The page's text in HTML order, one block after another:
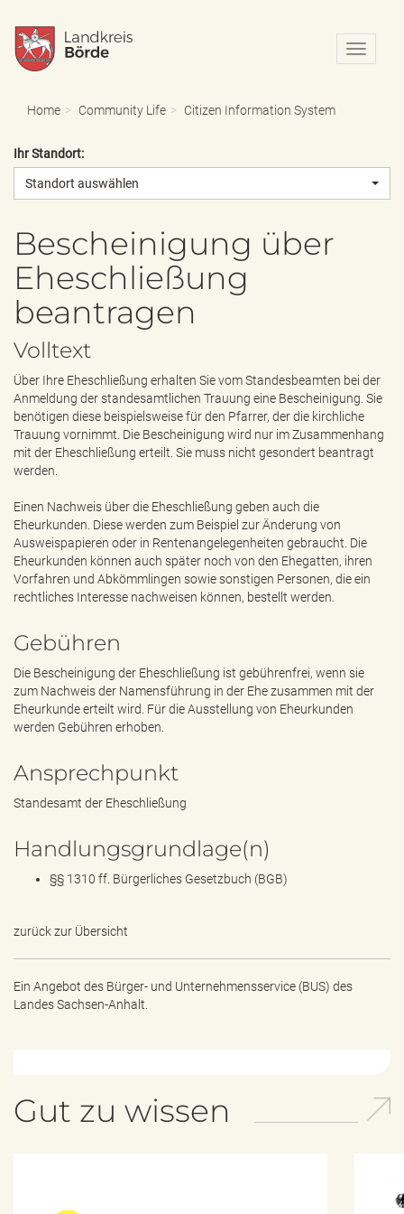
N
a
o
b
l
e
n
d
Home Community Life Citizen Information System
Ihr Standort:
Standort auswählen
Bescheinigung über
Eheschließung
beantragen
Volltext
Über Ihre Eheschließung erhalten Sie vom Standesbeamten bei der
Anmeldung der standesamtlichen Trauung eine Bescheinigung. Sie
benötigen diese beispielsweise für den Pfarrer, der die kirchliche
Trauung vornimmt. Die Bescheinigung wird nur im Zusammenhang
mit der Eheschließung erteilt. Sie muss nicht gesondert beantragt
werden.
Einen Nachweis über die Eheschließung geben auch die
Eheurkunden. Diese werden zum Beispiel zur Änderung von
Ausweispapieren oder in Rentenangelegenheiten gebraucht. Die
Eheurkunden können auch später noch von den Ehegatten, ihren
Vorfahren und Abkömmlingen sowie sonstigen Personen, die ein
rechtliches Interesse nachweisen können, bestellt werden.
Gebühren
Die Bescheinigung der Eheschließung ist gebührenfrei, wenn sie
zum Nachweis der Namensführung in der Ehe zusammen mit der
Eheurkunde erteilt wird. Für die Ausstellung von Eheurkunden
werden Gebühren erhoben.
Ansprechpunkt
Standesamt der Eheschließung
Handlungsgrundlage(n)
§§ 1310 ff. Bürgerliches Gesetzbuch (BGB)
zurück zur Übersicht
Ein Angebot des Bürger- und Unternehmensservice (BUS) des
Landes Sachsen-Anhalt.
Gut zu wissen